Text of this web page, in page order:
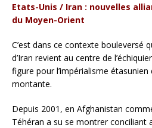
Etats-Unis / Iran : nouvelles
du Moyen-Orient
C’est dans ce contexte bouleversé
d’Iran revient au centre de
figure pour l’impérialisme
montante.
Depuis 2001, en Afghanistan
Téhéran a su se montrer conciliant